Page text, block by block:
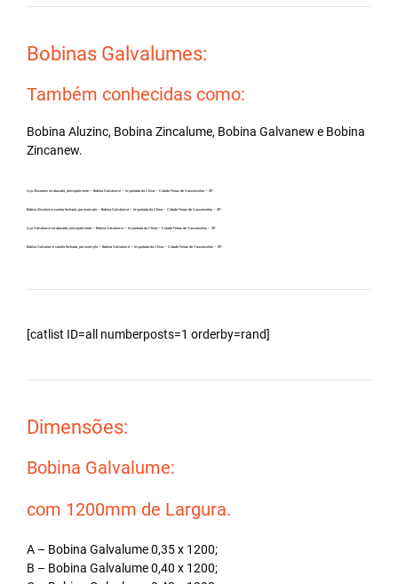
Bobinas Galvalumes:
Também conhecidas como:
Bobina Aluzinc, Bobina Zincalume, Bobina Galvanew e Bobina
Zincanew.
Aço Zincanew no atacado, principalmente – Bobina Galvalume – Importada da China – Cidade Ferraz de Vasconcelos – SP.
Bobina Zincalume carreta fechada, por exemplo – Bobina Galvalume – Importada da China – Cidade Ferraz de Vasconcelos – SP.
Aço Galvalume no atacado, principalmente – Bobina Galvalume – Importada da China – Cidade Ferraz de Vasconcelos – SP.
Bobina Galvalume carreta fechada, por exemplo – Bobina Galvalume – Importada da China – Cidade Ferraz de Vasconcelos – SP.
[catlist ID=all numberposts=1 orderby=rand]
Dimensões:
Bobina Galvalume:
com 1200mm de Largura.
A – Bobina Galvalume 0,35 x 1200;
B – Bobina Galvalume 0,40 x 1200;